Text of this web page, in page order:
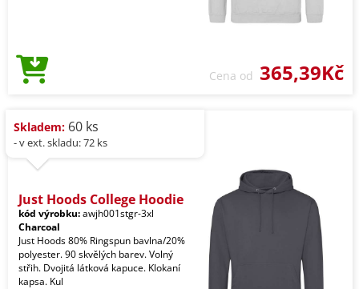
Cena od 365,39Kč
Skladem: 60 ks
- v ext. skladu: 72 ks
Just Hoods College Hoodie
kód výrobku:awjh001stgr-3xl
Charcoal
Just Hoods 80% Ringspun bavlna/20%
polyester. 90 skvělých barev. Volný
střih. Dvojitá látková kapuce. Klokaní
kapsa. Kul